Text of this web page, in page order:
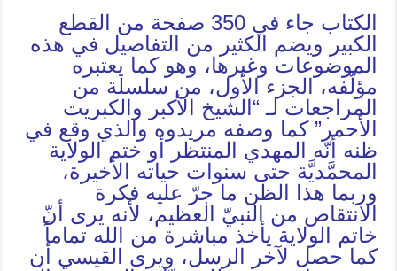
الكتاب جاء في 350 صفحة من القطع
الكبير ويضم الكثير من التفاصيل في هذه
الموضوعات وغيرها، وهو كما يعتبره
مؤلّفه، الجزء الأول، من سلسلة من
المراجعات لـ “الشيخ الأكبر والكبريت
الأحمر” كما وصفه مريدوه والذي وقع في
ظنه أنّه المهدي المنتظر أو ختم الولاية
المحمَّديَّة حتى سنوات حياته الأخيرة،
وربما هذا الظن ما جرّ عليه فكرة
الانتقاص من النبيّ العظيم، لأنه يرى أنّ
خاتم الولاية يأخذ مباشرة من الله تماماً
كما حصل لآخر الرسل، ويرى القيسي أن